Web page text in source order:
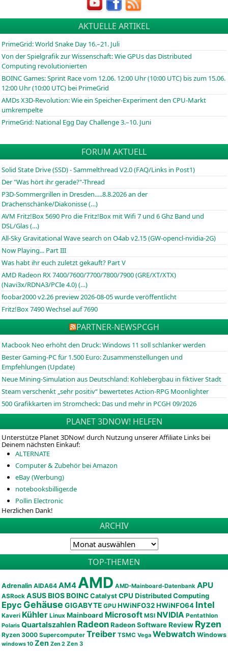
AKTUELLE ARTIKEL
PrimeGrid: World Snake Day 16.–21. Juli
Von der Spielgrafik zur Wissenschaft: Wie GPUs das Distributed
Computing revolutionierten
BOINCGames: Sprint Race vom 12.06. 12:00 Uhr (10:00 UTC) bis zum 15.06.
12:00 Uhr (10:00 UTC) bei PrimeGrid
AMDs X3D-Revolution: Wie ein Speicher-Experiment den CPU-Markt
umkrempelte
PrimeGrid: National Egg Day Challenge 3.–10. Juni
FORUM AKTUELL
Solid State Drive (SSD) - Sammelthread V2.0 (FAQ/Links in Post1)
Der "Was hört ihr gerade?"-Thread
P3D-Sommergrillen in Dresden.....8.8.2026 an der
Drachenschänke/Diakonisse (…)
AVM Fritz!Box 5690 Pro die Fritz!Box mit Wifi 7 und 6 Ghz Band und
DSL/Glas (…)
All-Sky Gravitational Wave search on O4ab v2.15 (GW-opencl-nvidia-2G)
Now Playing... Part III
Was habt ihr euch zuletzt gekauft? Part V
AMD Radeon RX 7400/7600/7700/7800/7900 (GRE/XT/XTX)
(Navi3x/RDNA3/PCIe 4.0) (…)
foobar2000 v2.26 preview 2026-08-05 wurde veröffentlicht
Fritz!Box 7490 Wechsel auf 7690
PARTNER-NEWSPCGH
Macbook Neo erhöht den Druck: Windows 11 soll schlanker werden
Bester Gaming-PC für 1.500 Euro: Zusammenstellungen und
Empfehlungen (Update)
Neue Mining-Simulation aus Deutschland: Kohlebergbau in fiktiver Stadt
Steam verschenkt „sehr positiv“ bewertetes Action-RPG Moonlighter
500 Grafikkarten im Stromcheck: Das und mehr in PCGH 09/2026
PLANET 3DNOW! HELFEN
Unterstütze Planet 3DNow! durch Nutzung unserer Affiliate Links bei
Deinem nächsten Einkauf:
ALTERNATE
Computer & Zubehör bei Amazon
eBay (Werbung)
notebooksbilliger.de
Pollin Electronic
Herzlichen Dank!
ARCHIV
TOP-THEMEN
Adrenalin AIDA64 AM4AMD AMD-Mainboard-Datenbank APU
ASRock ASUSBIOSBOINC Catalyst CPU Distributed Computing
Epyc Gehäuse GIGABYTE GPU HWiNFO32HWiNFO64 Intel
Kaveri Kühler Linux Mainboard Microsoft MSI NVIDIA Pentathlon
Polaris Quartalszahlen RadeonRadeon SoftwareReview Ryzen
Ryzen 3000 Supercomputer Treiber TSMC Vega Webwatch Windows
windows 10 Zen Zen 2 Zen 3